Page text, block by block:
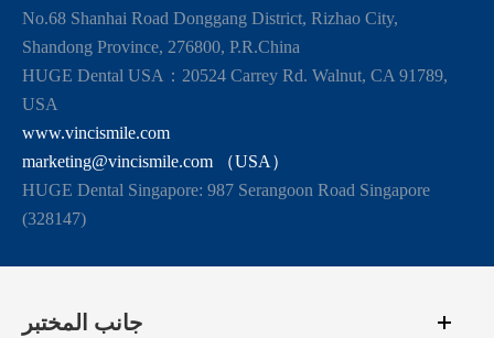
No.68 Shanhai Road Donggang District, Rizhao City,
Shandong Province, 276800, P.R.China
HUGE Dental USA：20524 Carrey Rd. Walnut, CA 91789,
USA
www.vincismile.com
marketing@vincismile.com （USA）
HUGE Dental Singapore: 987 Serangoon Road Singapore
(328147)
جانب المختبر